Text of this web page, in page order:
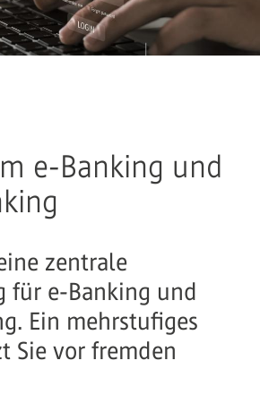
e-Banking und
zentrale
für e-Banking und
Ein mehrstufiges
Sie vor fremden